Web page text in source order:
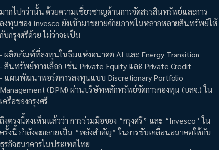
มากไปกว่านั้น ด้วยความเชี่ยวชาญด้านการจัดสรรสินทรัพย์และการ
ลงทุนของ Invesco ยังเข้ามาขยายศักยภาพในหลากหลายสินทรัพย์ให้
กับกรุงศรีด้วย ไม่ว่าจะเป็น
- ผลิตภัณฑ์ที่ลงทุนในธีมแห่งอนาคต AI และ Energy Transition
- สินทรัพย์ทางเลือก เช่น Private Equity และ Private Credit
- แผนพัฒนาพอร์ตการลงทุนแบบ Discretionary Portfolio
Management (DPM) ผ่านบริษัทหลักทรัพย์จัดการกองทุน (บลจ.) ใน
เครือของกรุงศรี
ถึงตรงนี้คงเห็นแล้วว่า การร่วมมือของ “กรุงศรี” และ “Invesco” ใน
ครั้งนี้ กำลังจะกลายเป็น “พลังสำคัญ” ในการขับเคลื่อนอนาคตให้กับ
ธุรกิจธนาคารในประเทศไทย